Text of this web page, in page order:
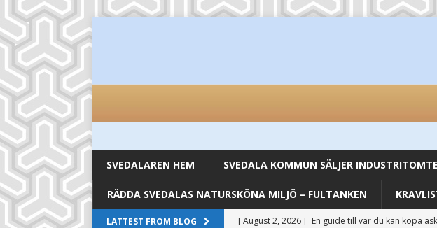
SVEDALAREN HEM SVEDALA KOMMUN SÄLJER
RÄDDA SVEDALAS NATURSKÖNA MILJÖ – FULTANKEN
LATTEST FROM BLOG [ August 2, 2026 ] En guide till var du kan köpa